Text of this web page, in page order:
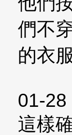
們不
的衣
01-28
這樣